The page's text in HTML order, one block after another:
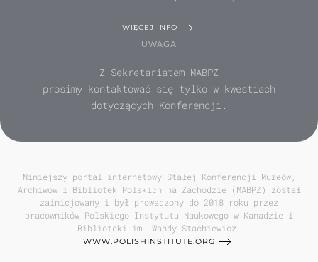
WIĘCEJ INFO
UWAGA
Z Sekretariatem MABPZ
prosimy kontaktować się tylko w kwestiach
dotyczących Konferencji.
Niniejszy portal internetowy Stałej Konferencji Muzeów,
Archiwów i Bibliotek Polskich na Zachodzie (MABPZ) został
zainicjowany i był prowadzony do 2018 roku przez
pracowników Polskiego Instytutu Naukowego w Kanadzie i
Biblioteki im. Wandy Stachiewicz.
WWW.POLISHINSTITUTE.ORG